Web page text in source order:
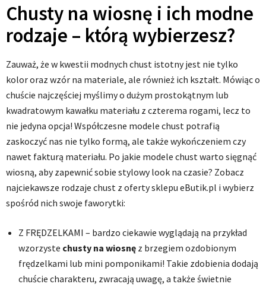
Chusty na wiosnę i ich modne
rodzaje – którą wybierzesz?
Zauważ, że w kwestii modnych chust istotny jest nie tylko
kolor oraz wzór na materiale, ale również ich kształt. Mówiąc o
chuście najczęściej myślimy o dużym prostokątnym lub
kwadratowym kawałku materiału z czterema rogami, lecz to
nie jedyna opcja! Współczesne modele chust potrafią
zaskoczyć nas nie tylko formą, ale także wykończeniem czy
nawet fakturą materiału. Po jakie modele chust warto sięgnąć
wiosną, aby zapewnić sobie stylowy look na czasie? Zobacz
najciekawsze rodzaje chust z oferty sklepu eButik.pl i wybierz
spośród nich swoje faworytki:
Z FRĘDZELKAMI – bardzo ciekawie wyglądają na przykład
wzorzyste chusty na wiosnę z brzegiem ozdobionym
frędzelkami lub mini pomponikami! Takie zdobienia dodają
chuście charakteru, zwracają uwagę, a także świetnie